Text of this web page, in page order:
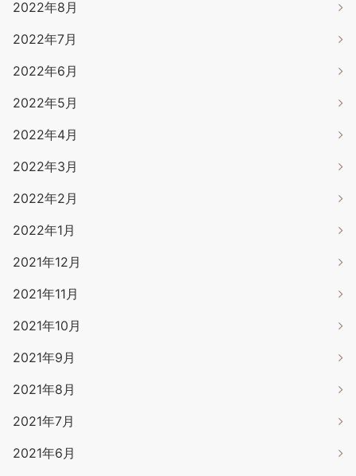
2022年8月
2022年7月
2022年6月
2022年5月
2022年4月
2022年3月
2022年2月
2022年1月
2021年12月
2021年11月
2021年10月
2021年9月
2021年8月
2021年7月
2021年6月